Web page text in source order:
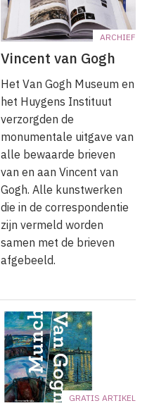
ARCHIEF
Vincent van Gogh
Het Van Gogh Museum en
het Huygens Instituut
verzorgden de
monumentale uitgave van
alle bewaarde brieven
van en aan Vincent van
Gogh. Alle kunstwerken
die in de correspondentie
zijn vermeld worden
samen met de brieven
afgebeeld.
GRATIS ARTIKEL